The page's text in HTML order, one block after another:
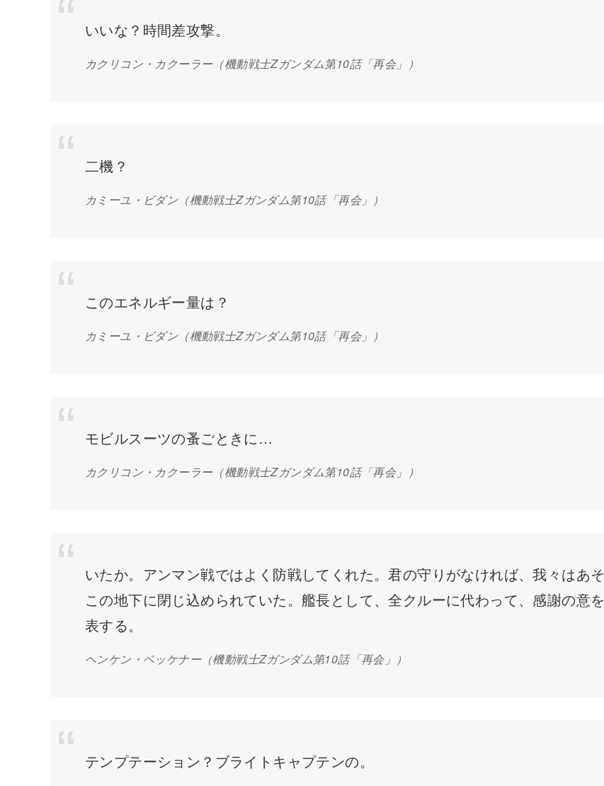
いいな？時間差攻撃。
カクリコン・カクーラー（機動戦士Zガンダム第10話「再会」）
二機？
カミーユ・ビダン （機動戦士Zガンダム第10話「再会」）
このエネルギー量は？
カミーユ・ビダン （機動戦士Zガンダム第10話「再会」）
モビルスーツの蚤ごときに…
カクリコン・カクーラー（機動戦士Zガンダム第10話「再会」）
いたか。アンマン戦ではよく防戦してくれた。君の守りがなければ、我々はあそ
この地下に閉じ込められていた。艦長として、全クルーに代わって、感謝の意を
表する。
ヘンケン・ベッケナー（機動戦士Zガンダム第10話「再会」）
テンプテーション？ブライトキャプテンの。